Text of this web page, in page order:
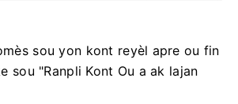
sou yon kont reyèl apre ou fin
sou "Ranpli Kont Ou a ak lajan